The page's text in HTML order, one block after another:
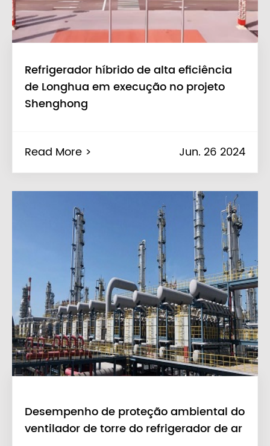
Refrigerador híbrido de alta eficiência
de Longhua em execução no projeto
Shenghong
Read More > Jun. 26 2024
Desempenho de proteção ambiental do
ventilador de torre do refrigerador de ar